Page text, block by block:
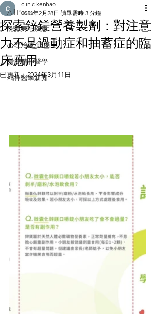
All Posts
認識身心疾患
心理治療/諮商
營養精神醫學
精神醫學新知
探索鋅鎂營養製劑：對注意
力不足過動症和抽蓄症的臨
床應用
clinic kenhao
2023年2月28日 讀畢需時 3 分鐘
已更新：2024年3月11日